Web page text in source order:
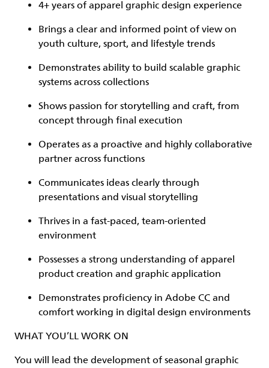
4+ years of apparel graphic design experience
Brings a clear and informed point of view on
youth culture, sport, and lifestyle trends
Demonstrates ability to build scalable graphic
systems across collections
Shows passion for storytelling and craft, from
concept through final execution
Operates as a proactive and highly collaborative
partner across functions
Communicates ideas clearly through
presentations and visual storytelling
Thrives in a fast-paced, team-oriented
environment
Possesses a strong understanding of apparel
product creation and graphic application
Demonstrates proficiency in Adobe CC and
comfort working in digital design environments
WHAT YOU’LL WORK ON
You will lead the development of seasonal graphic